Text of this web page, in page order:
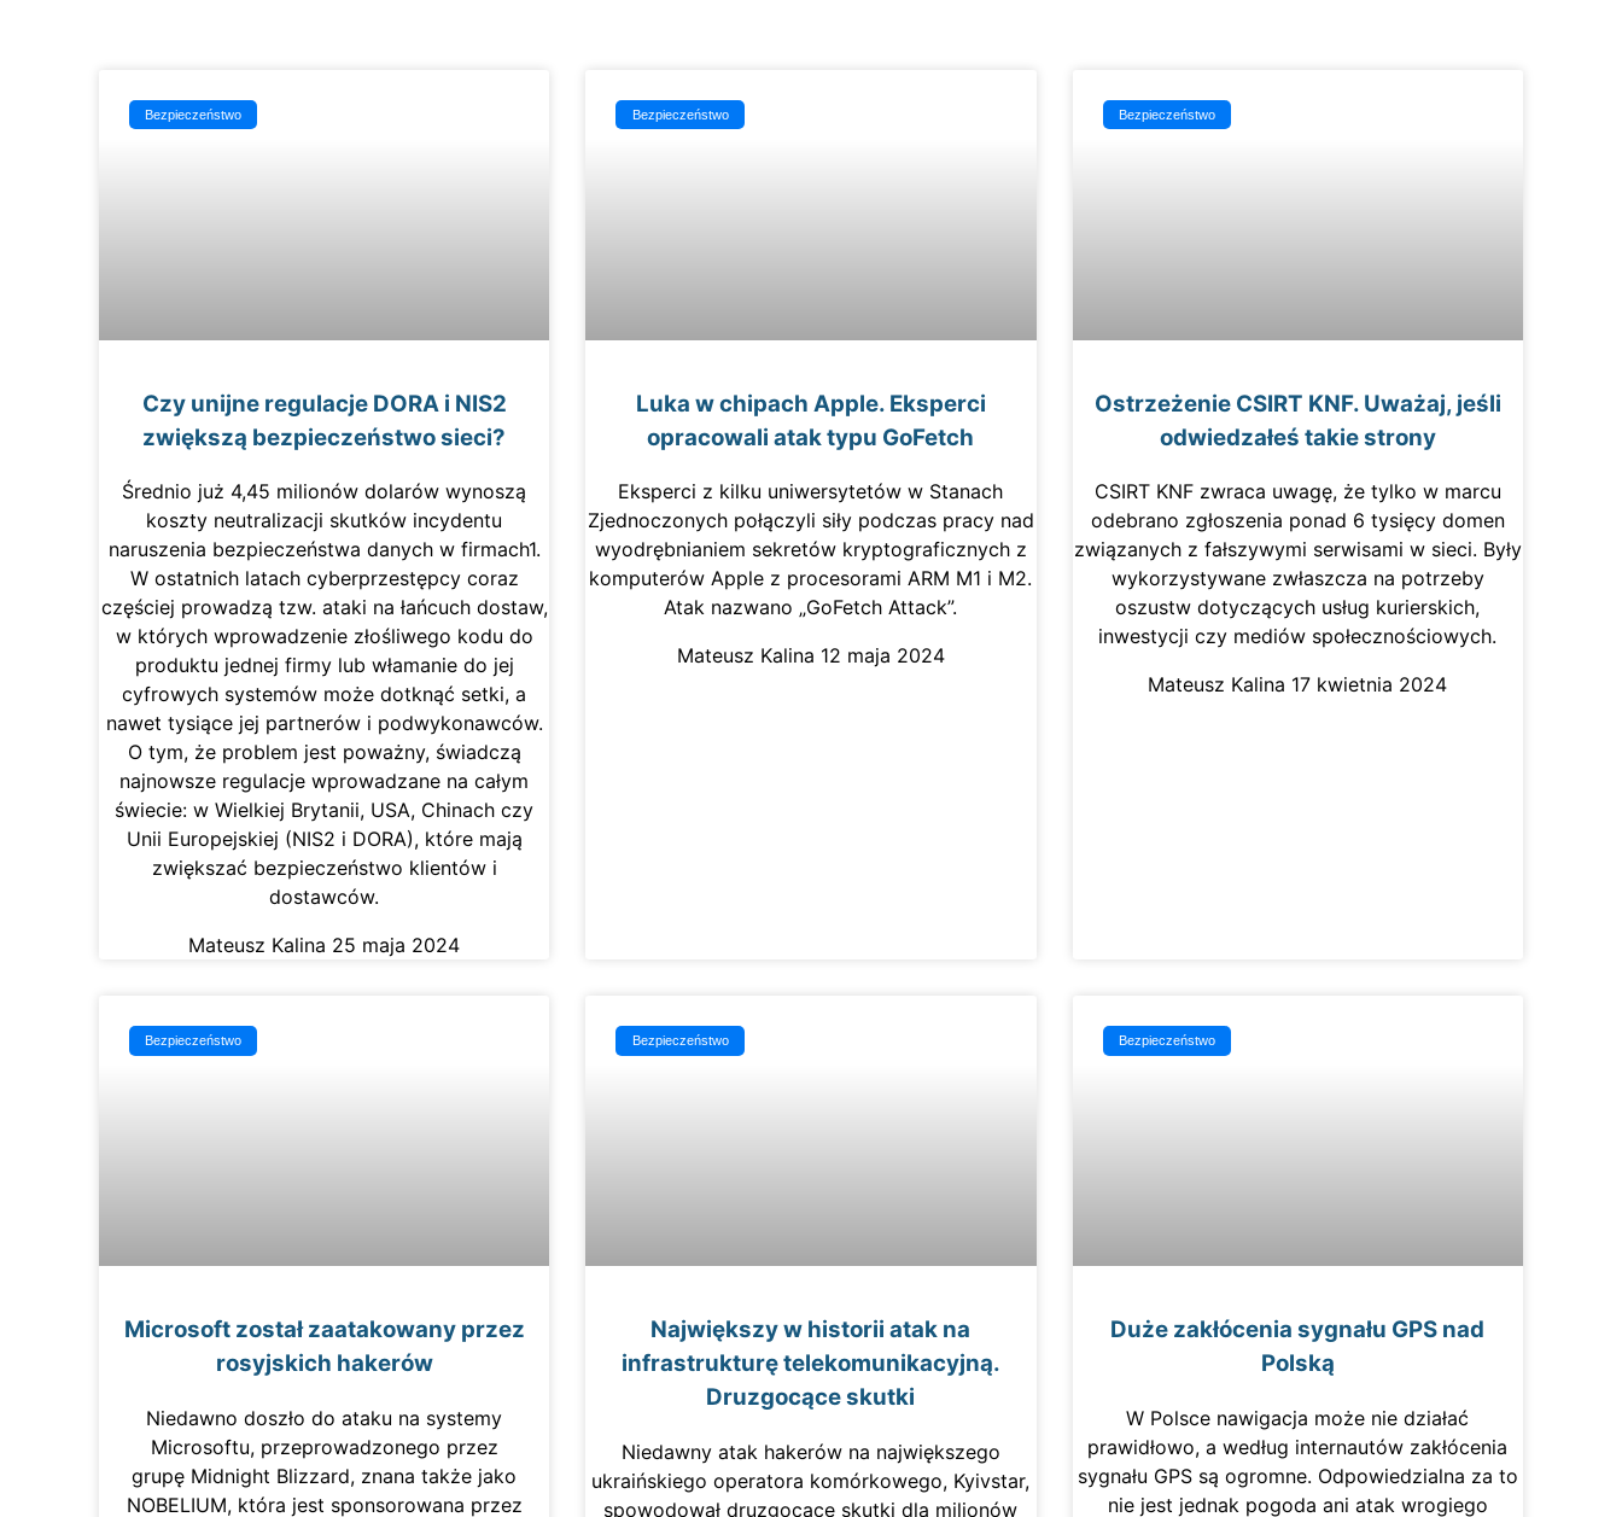
Bezpieczeństwo
Czy unijne regulacje DORA i NIS2
zwiększą bezpieczeństwo sieci?
Średnio już 4,45 milionów dolarów wynoszą
koszty neutralizacji skutków incydentu
naruszenia bezpieczeństwa danych w firmach1.
W ostatnich latach cyberprzestępcy coraz
częściej prowadzą tzw. ataki na łańcuch dostaw,
w których wprowadzenie złośliwego kodu do
produktu jednej firmy lub włamanie do jej
cyfrowych systemów może dotknąć setki, a
nawet tysiące jej partnerów i podwykonawców.
O tym, że problem jest poważny, świadczą
najnowsze regulacje wprowadzane na całym
świecie: w Wielkiej Brytanii, USA, Chinach czy
Unii Europejskiej (NIS2 i DORA), które mają
zwiększać bezpieczeństwo klientów i
dostawców.
Mateusz Kalina 25 maja 2024
Bezpieczeństwo
Luka w chipach Apple. Eksperci
opracowali atak typu GoFetch
Eksperci z kilku uniwersytetów w Stanach
Zjednoczonych połączyli siły podczas pracy nad
wyodrębnianiem sekretów kryptograficznych z
komputerów Apple z procesorami ARM M1 i M2.
Atak nazwano „GoFetch Attack”.
Mateusz Kalina 12 maja 2024
Bezpieczeństwo
Ostrzeżenie CSIRT KNF. Uważaj, jeśli
odwiedzałeś takie strony
CSIRT KNF zwraca uwagę, że tylko w marcu
odebrano zgłoszenia ponad 6 tysięcy domen
związanych z fałszywymi serwisami w sieci. Były
wykorzystywane zwłaszcza na potrzeby
oszustw dotyczących usług kurierskich,
inwestycji czy mediów społecznościowych.
Mateusz Kalina 17 kwietnia 2024
Bezpieczeństwo
Microsoft został zaatakowany przez
rosyjskich hakerów
Niedawno doszło do ataku na systemy
Microsoftu, przeprowadzonego przez
grupę Midnight Blizzard, znana także jako
NOBELIUM, która jest sponsorowana przez
Bezpieczeństwo
Największy w historii atak na
infrastrukturę telekomunikacyjną.
Druzgocące skutki
Niedawny atak hakerów na największego
ukraińskiego operatora komórkowego, Kyivstar,
spowodował druzgocące skutki dla milionów
Bezpieczeństwo
Duże zakłócenia sygnału GPS nad
Polską
W Polsce nawigacja może nie działać
prawidłowo, a według internautów zakłócenia
sygnału GPS są ogromne. Odpowiedzialna za to
nie jest jednak pogoda ani atak wrogiego